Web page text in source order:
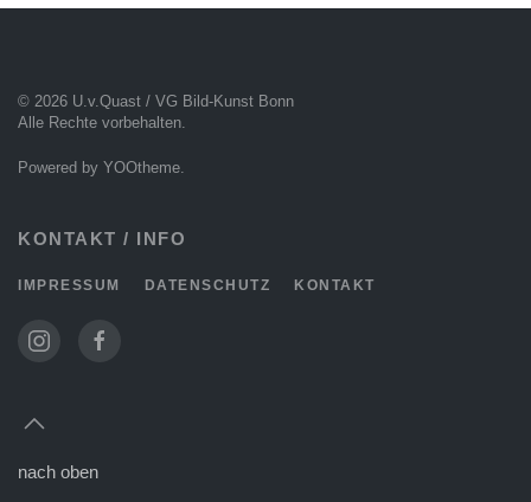
© 2026 U.v.Quast / VG Bild-Kunst Bonn
Alle Rechte vorbehalten.
Powered by YOOtheme.
KONTAKT / INFO
IMPRESSUM DATENSCHUTZ KONTAKT
nach oben